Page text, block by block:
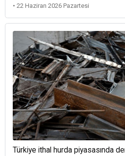
• 22 Haziran 2026 Pazartesi
Türkiye ithal hurda piyasasında